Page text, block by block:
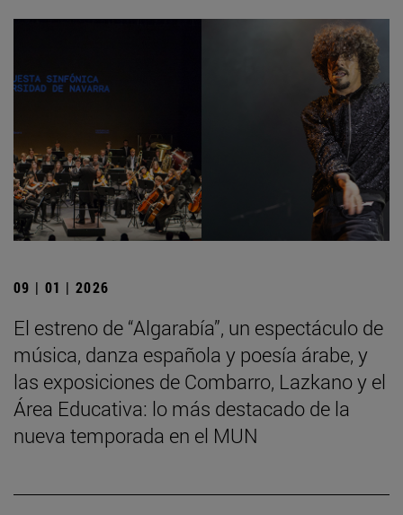
09 | 01 | 2026
El estreno de “Algarabía”, un espectáculo de
música, danza española y poesía árabe, y
las exposiciones de Combarro, Lazkano y el
Área Educativa: lo más destacado de la
nueva temporada en el MUN